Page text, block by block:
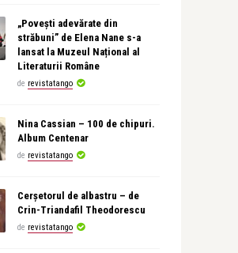
„Povești adevărate din
străbuni” de Elena Nane s-a
lansat la Muzeul Național al
Literaturii Române
de revistatango
Nina Cassian – 100 de chipuri.
Album Centenar
de revistatango
Cerșetorul de albastru – de
Crin-Triandafil Theodorescu
de revistatango